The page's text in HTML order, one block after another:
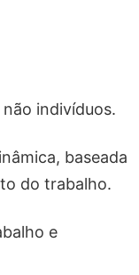
indivíduos.
baseada
do trabalho.
e